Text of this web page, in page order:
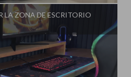
LA ZONA DE ESCRITORIO